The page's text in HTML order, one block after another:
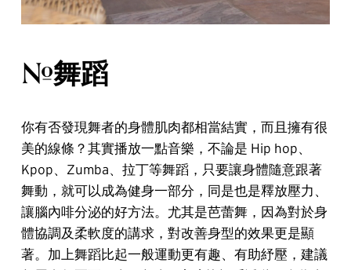
#舞蹈
你有否發現舞者的身體肌肉都相當結實，而且擁有很
美的線條？其實播放一點音樂，不論是 Hip hop、
Kpop、Zumba、拉丁等舞蹈，只要讓身體隨意跟著
舞動，就可以成為健身一部分，同是也是釋放壓力、
讓腦內啡分泌的好方法。尤其是芭蕾舞，因為對於身
體協調及柔軟度的講求，對改善身型的效果更是顯
著。加上舞蹈比起一般運動更有趣、有助紓壓，建議